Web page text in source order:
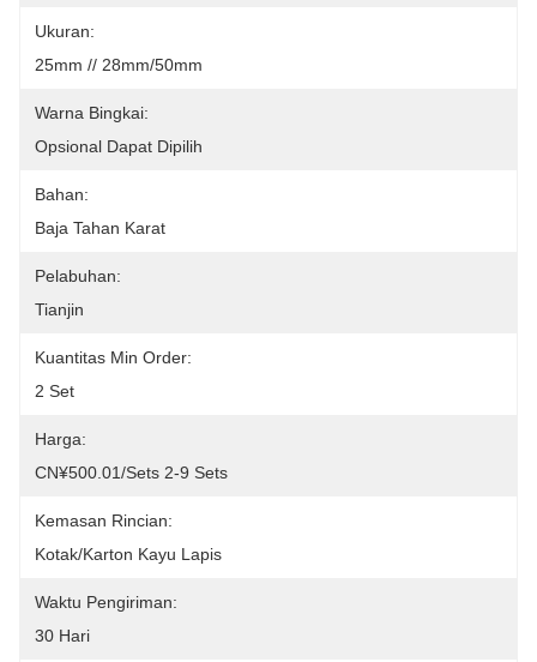
Ukuran:
25mm // 28mm/50mm
Warna Bingkai:
Opsional Dapat Dipilih
Bahan:
Baja Tahan Karat
Pelabuhan:
Tianjin
Kuantitas Min Order:
2 Set
Harga:
CN¥500.01/sets 2-9 Sets
Kemasan Rincian:
Kotak/karton Kayu Lapis
Waktu Pengiriman:
30 Hari